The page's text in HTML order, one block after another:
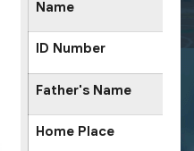
Name
ID Number
Father's Name
Home Place